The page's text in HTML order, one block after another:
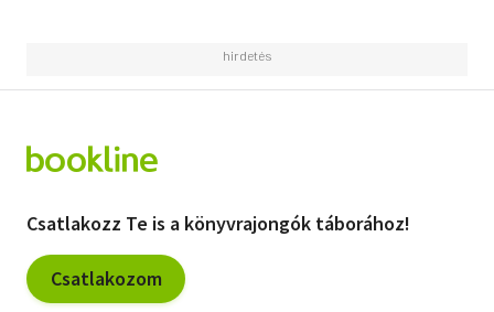
Csatlakozz Te is a könyvrajongók táborához!
Csatlakozom